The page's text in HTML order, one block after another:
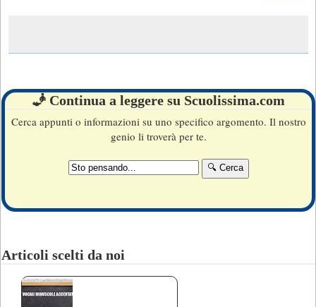
🧞 Continua a leggere su Scuolissima.com
Cerca appunti o informazioni su uno specifico argomento. Il nostro
genio li troverà per te.
Articoli scelti da noi